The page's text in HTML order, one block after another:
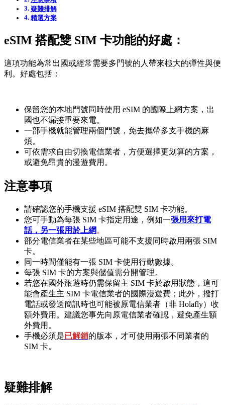
疑難排解
精選方案
eSIM 搭配雙 SIM 卡功能的好處：
這項功能為常出國或經常需要多門號的人帶來極大的彈性與便
利。好處包括：
保留您的本地門號同時使用 eSIM 的國際上網方案，出
國也不漏接重要來電。
一部手機就能管理兩個門號，免去攜帶多支手機的麻
煩。
可依需求自由切換電信業者，方便選擇更划算的方案，
或避免昂貴的漫遊費用。
注意事項
請確認您的手機支援 eSIM 搭配雙 SIM 卡功能。
您可手動為每張 SIM 卡指定用途，例如一張用來打電
話，另一張用於上網 。
部分電信業者在某些地區可能不支援同時啟用兩張 SIM
卡。
同一時間僅能有一張 SIM 卡使用行動數據。
每張 SIM 卡的方案與儲值需分開管理。
若您在國外旅遊時仍需保留主 SIM 卡於啟用狀態，這可
能會產生主 SIM 卡電信業者的國際漫遊費；此外，撥打
電話或發送簡訊時也可能被原電信業者（非 Holafly）收
額外費用。建議您事先向原電信業者確認，避免產生額
外費用。
手機必須是已解鎖的版本，才可使用兩張不同業者的
SIM 卡。
疑難排解